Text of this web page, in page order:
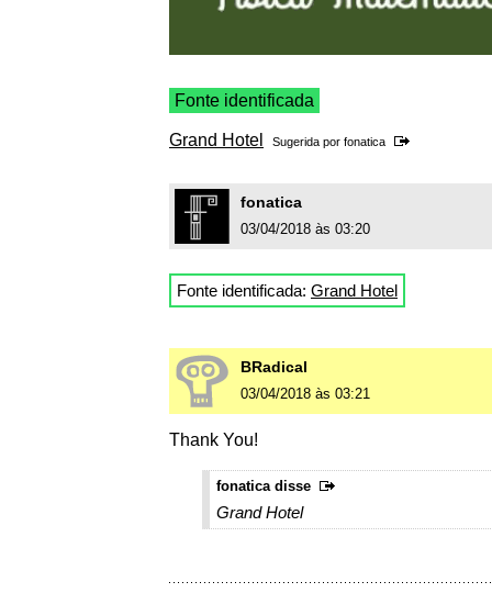
Fonte identificada
Grand Hotel Sugerida por fonatica
fonatica
03/04/2018 às 03:20
Fonte identificada: Grand Hotel
BRadical
03/04/2018 às 03:21
Thank You!
fonatica disse
Grand Hotel